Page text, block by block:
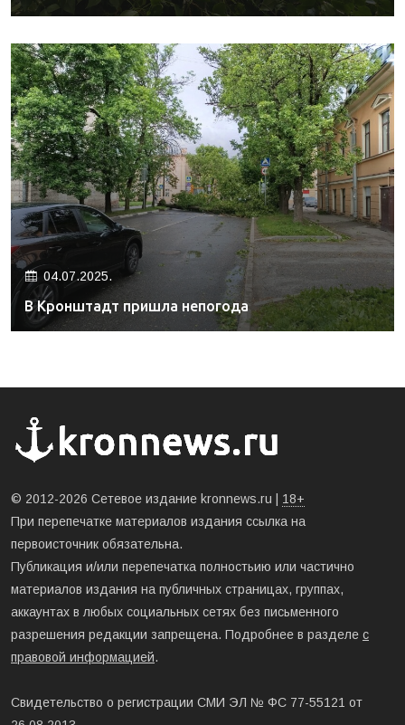
04.07.2025.
В Кронштадт пришла непогода
© 2012-2026 Сетевое издание kronnews.ru | 18+
При перепечатке материалов издания ссылка на
первоисточник обязательна.
Публикация и/или перепечатка полностьию или частично
материалов издания на публичных страницах, группах,
аккаунтах в любых социальных сетях без письменного
разрешения редакции запрещена. Подробнее в разделе с
правовой информацией.
Свидетельство о регистрации СМИ ЭЛ № ФС 77-55121 от